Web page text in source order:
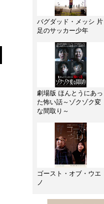
バグダッド・メッシ 片
足のサッカー少年
劇場版 ほんとうにあっ
た怖い話～ゾクゾク変
な間取り～
ゴースト・オブ・ウエ
ノ